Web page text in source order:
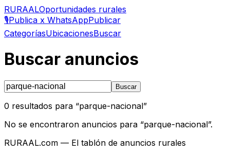
RURAALOportunidades rurales
🎙️Publica x WhatsAppPublicar
CategoríasUbicacionesBuscar
Buscar anuncios
Buscar
0 resultados para “parque-nacional”
No se encontraron anuncios para “parque-nacional”.
RURAAL.com — El tablón de anuncios rurales